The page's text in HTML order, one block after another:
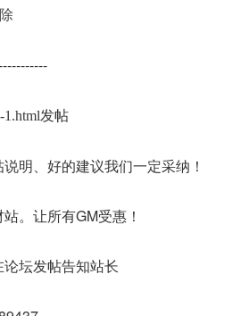
1.html发帖
明、好的建议我们一定采纳！
。让所有GM受惠！
坛发帖告知站长